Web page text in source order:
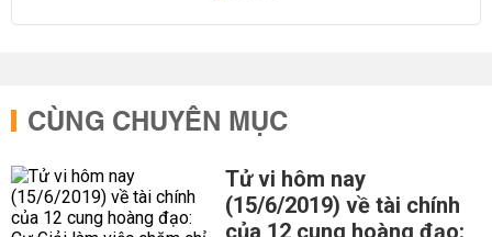
CÙNG CHUYÊN MỤC
Tử vi hôm nay
(15/6/2019) về tài chính
của 12 cung hoàng đạo: